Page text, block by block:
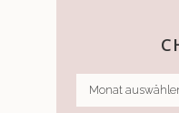
CHRONIK